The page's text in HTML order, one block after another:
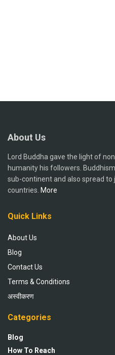
About Us
Lord Buddha gave the light of
humanity his followers.
sub-continent and also spread
countries. More
Quick Links
About Us
Blog
Contact Us
Terms & Conditions
अस्वीकरण
Categories
Blog
How To Reach